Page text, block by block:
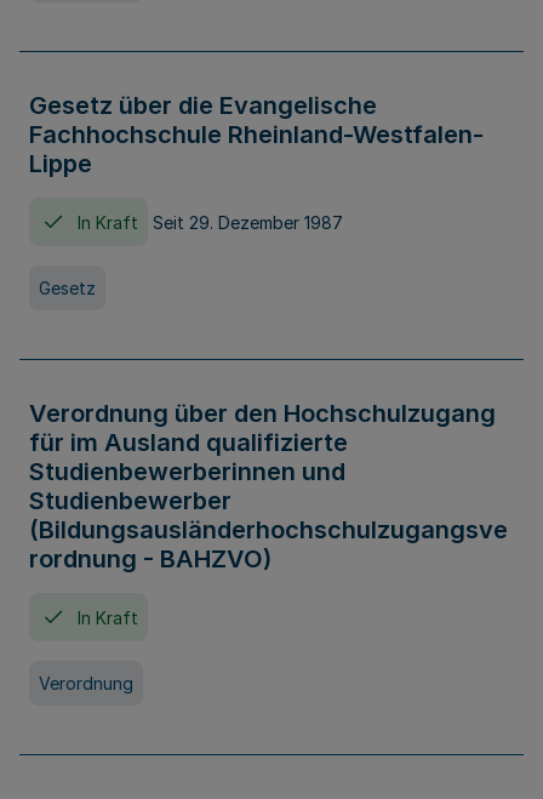
Gesetz über die Evangelische
Fachhochschule Rheinland-Westfalen-
Lippe
In Kraft Seit 29. Dezember 1987
Gesetz
Verordnung über den Hochschulzugang
für im Ausland qualifizierte
Studienbewerberinnen und
Studienbewerber
(Bildungsausländerhochschulzugangsve
rordnung - BAHZVO)
In Kraft
Verordnung